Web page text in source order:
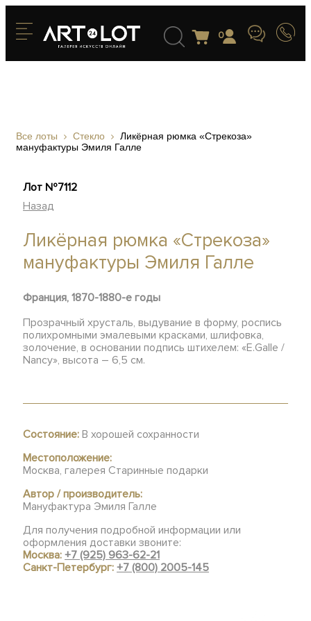
0
Все лоты Стекло
Ликёрная рюмка «Стрекоза»
мануфактуры Эмиля Галле
Лот №7112
Назад
Ликёрная рюмка «Стрекоза»
мануфактуры Эмиля Галле
Франция, 1870-1880-е годы
Прозрачный хрусталь, выдувание в форму, роспись
полихромными эмалевыми красками, шлифовка,
золочение, в основании подпись штихелем: «E.Galle /
Nancy», высота – 6,5 см.
Состояние: В хорошей сохранности
Местоположение:
Москва, галерея Старинные подарки
Автор / производитель:
Мануфактура Эмиля Галле
Для получения подробной информации или
оформления доставки звоните:
Москва:+7 (925) 963-62-21
Санкт-Петербург:+7 (800) 2005-145